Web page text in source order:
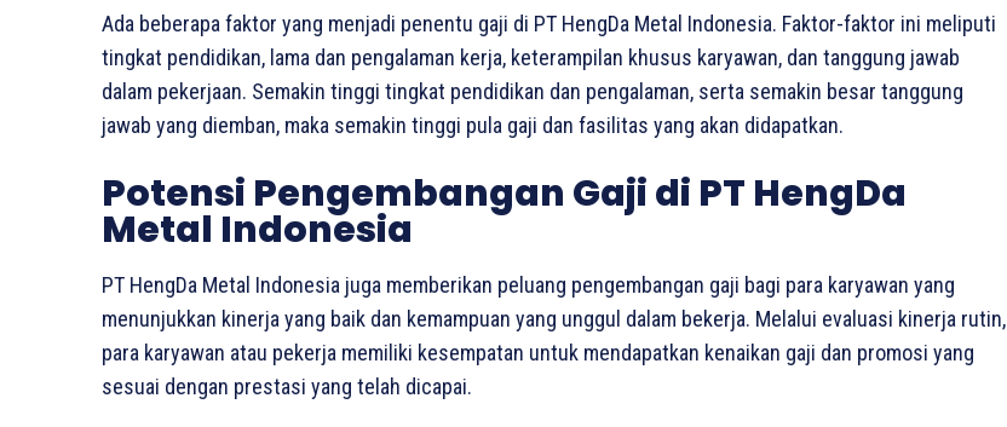
Ada beberapa faktor yang menjadi penentu gaji di PT HengDa Metal Indonesia. Faktor-faktor ini meliputi
tingkat pendidikan, lama dan pengalaman kerja, keterampilan khusus karyawan, dan tanggung jawab
dalam pekerjaan. Semakin tinggi tingkat pendidikan dan pengalaman, serta semakin besar tanggung
jawab yang diemban, maka semakin tinggi pula gaji dan fasilitas yang akan didapatkan.
Potensi Pengembangan Gaji di PT HengDa
Metal Indonesia
PT HengDa Metal Indonesia juga memberikan peluang pengembangan gaji bagi para karyawan yang
menunjukkan kinerja yang baik dan kemampuan yang unggul dalam bekerja. Melalui evaluasi kinerja rutin,
para karyawan atau pekerja memiliki kesempatan untuk mendapatkan kenaikan gaji dan promosi yang
sesuai dengan prestasi yang telah dicapai.